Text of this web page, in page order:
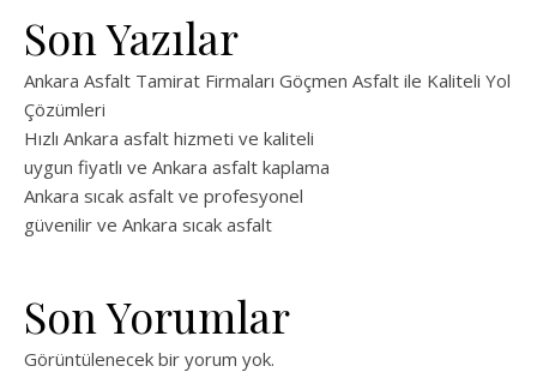
Son Yazılar
Ankara Asfalt Tamirat Firmaları Göçmen Asfalt ile Kaliteli Yol
Çözümleri
Hızlı Ankara asfalt hizmeti ve kaliteli
uygun fiyatlı ve Ankara asfalt kaplama
Ankara sıcak asfalt ve profesyonel
güvenilir ve Ankara sıcak asfalt
Son Yorumlar
Görüntülenecek bir yorum yok.